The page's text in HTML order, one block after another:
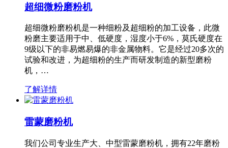
超细微粉磨粉机
超细微粉磨粉机是一种细粉及超细粉的加工设备，此微
粉磨主要适用于中、低硬度，湿度小于6%，莫氏硬度在
9级以下的非易燃易爆的非金属物料。它是经过20多次的
试验和改进，为超细粉的生产而研发制造的新型磨粉
机，…
了解详情
雷蒙磨粉机
我们公司专业生产大、中型雷蒙磨粉机，拥有22年磨粉